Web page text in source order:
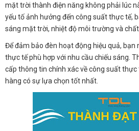
mặt trời thành điện năng không phải lúc
yếu tố ảnh hưởng đến công suất thực tế,
sáng mặt trời, nhiệt độ môi trường và chất
Để đảm bảo đèn hoạt động hiệu quả, bạn
thực tế phù hợp với nhu cầu chiếu sáng.
cấp thông tin chính xác về công suất
hàng có sự lựa chọn tốt nhất.